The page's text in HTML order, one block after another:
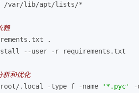
/var/lib/apt/lists/*
赖
.
--user -r requirements.txt
析和优化
. local -type f -name '*.pyc'
-